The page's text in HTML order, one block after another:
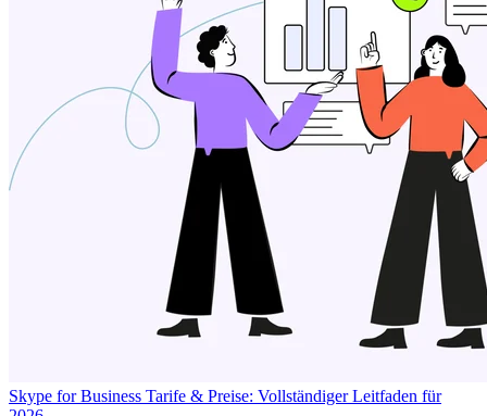
Skype for Business Tarife & Preise: Vollständiger Leitfaden für